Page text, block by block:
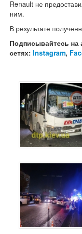
Renault не
ним.
В результате
Подписывайтесь на
сетях: Instagram,